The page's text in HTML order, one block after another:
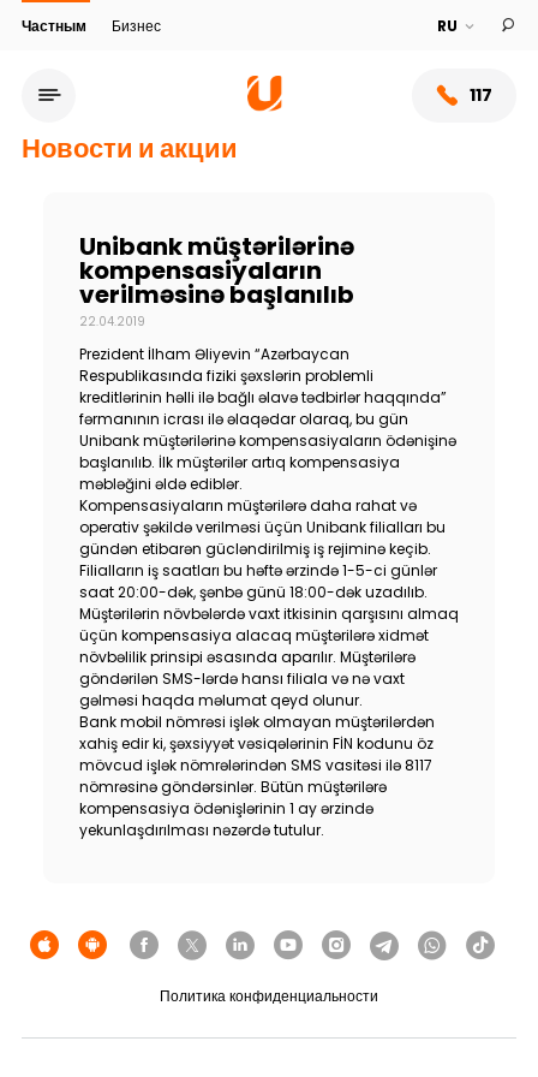
Частным Бизнес
117
Сеть обслуживания
О банке
Устойчивость
Кешбэк
Тарифы
Кадровые ресурсы
Связь с банком
Новости и акции
Unibank müştərilərinə
kompensasiyaların
verilməsinə başlanılıb
22.04.2019
Prezident İlham Əliyevin “Azərbaycan
Respublikasında fiziki şəxslərin problemli
kreditlərinin həlli ilə bağlı əlavə tədbirlər haqqında”
fərmanının icrası ilə əlaqədar olaraq, bu gün
Unibank müştərilərinə kompensasiyaların ödənişinə
başlanılıb. İlk müştərilər artıq kompensasiya
məbləğini əldə ediblər.
Kompensasiyaların müştərilərə daha rahat və
operativ şəkildə verilməsi üçün Unibank filialları bu
gündən etibarən gücləndirilmiş iş rejiminə keçib.
Filialların iş saatları bu həftə ərzində 1-5-ci günlər
saat 20:00-dək, şənbə günü 18:00-dək uzadılıb.
Müştərilərin növbələrdə vaxt itkisinin qarşısını almaq
üçün kompensasiya alacaq müştərilərə xidmət
növbəlilik prinsipi əsasında aparılır. Müştərilərə
göndərilən SMS-lərdə hansı filiala və nə vaxt
gəlməsi haqda məlumat qeyd olunur.
Bank mobil nömrəsi işlək olmayan müştərilərdən
xahiş edir ki, şəxsiyyət vəsiqələrinin FİN kodunu öz
mövcud işlək nömrələrindən SMS vasitəsi ilə 8117
nömrəsinə göndərsinlər. Bütün müştərilərə
kompensasiya ödənişlərinin 1 ay ərzində
yekunlaşdırılması nəzərdə tutulur.
Политика конфиденциальности